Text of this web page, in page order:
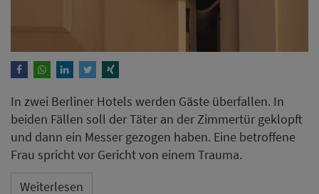
In zwei Berliner Hotels werden Gäste überfallen. In
beiden Fällen soll der Täter an der Zimmertür geklopft
und dann ein Messer gezogen haben. Eine betroffene
Frau spricht vor Gericht von einem Trauma.
Weiterlesen